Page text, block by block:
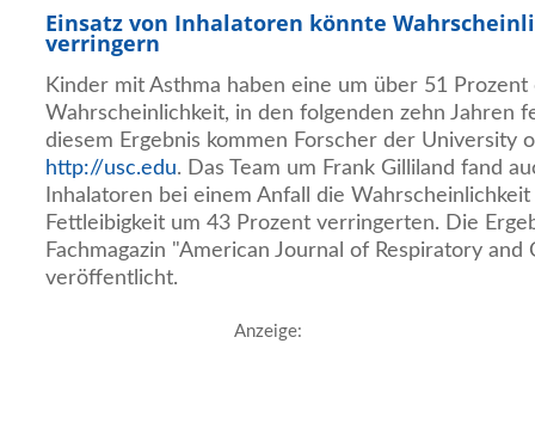
Einsatz von Inhalatoren könnte
verringern
Kinder mit Asthma haben eine um über 51
Wahrscheinlichkeit, in den folgenden zehn Jahren
diesem Ergebnis kommen Forscher der University
http://usc.edu. Das Team um Frank Gilliland fand
Inhalatoren bei einem Anfall die
Fettleibigkeit um 43 Prozent verringerten. Die
Fachmagazin "American Journal of Respiratory
veröffentlicht.
Anzeige: